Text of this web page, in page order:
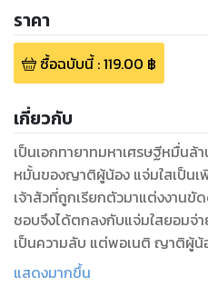
ราคา
ซื้อฉบับนี้:119.00 ฿
เกี่ยวกับ
เป็นเอกทายาทมหาเศรษฐีหมื่น
หมั้นของญาติผู้น้อง แจ่มใสเป็น
เจ้าสัวที่ถูกเรียกตัวมาแต่งงานขั
ชอบจึงได้ตกลงกับแจ่มใสยอมจ่า
เป็นความลับ แต่พอเนติ ญาติผู้น้
แจ่มใส เป็นเอกกลับยอมไม่ได้ เข
แสดงมากขึ้น